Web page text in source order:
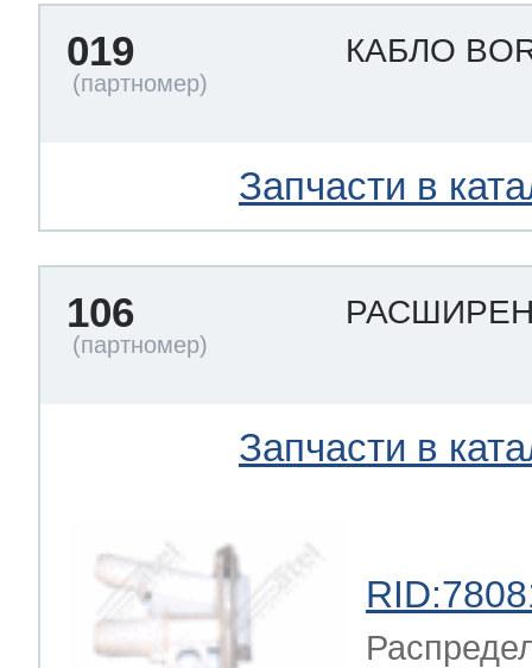
019 КАБЛО
Запчасти в
106
Запчасти в